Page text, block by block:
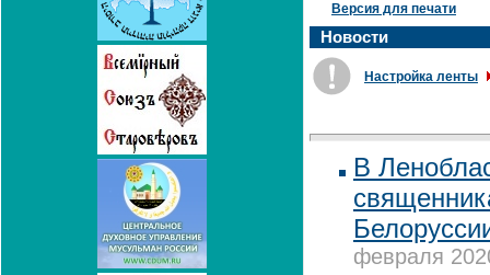
Версия для печати
Новости
Настройка ленты
В
февраля